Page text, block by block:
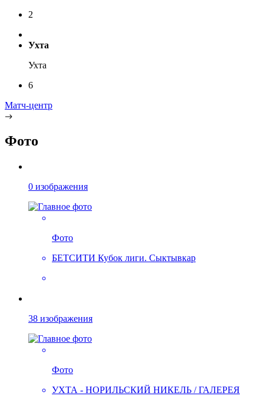
2
Ухта
Ухта
6
Матч-центр
Фото
0 изображения
Фото
БЕТСИТИ Кубок лиги. Сыктывкар
38 изображения
Фото
УХТА - НОРИЛЬСКИЙ НИКЕЛЬ / ГАЛЕРЕЯ